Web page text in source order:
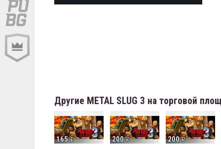
Другие METAL SLUG 3 на торговой
165 200 200